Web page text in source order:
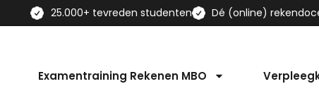
25.000+ tevreden studenten Dé (online)
Examentraining Rekenen MBO